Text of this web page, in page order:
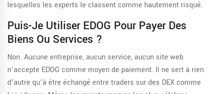
lesquelles les experts le classent comme hautement risqué.
Puis-Je Utiliser EDOG Pour Payer Des
Biens Ou Services ?
Non. Aucune entreprise, aucun service, aucun site web
n’accepte EDOG comme moyen de paiement. Il ne sert à rien
d’autre qu’à être échangé entre traders sur des DEX comme